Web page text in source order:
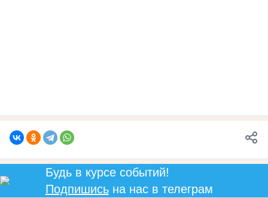
Будь в курсе событий!
Подпишисьна нас в телеграм